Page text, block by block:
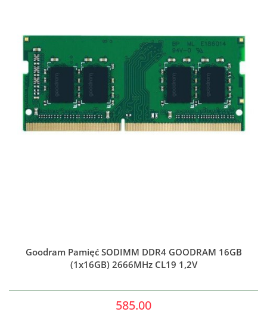
Goodram Pamięć SODIMM DDR4 GOODRAM 16GB
(1x16GB) 2666MHz CL19 1,2V
585.00